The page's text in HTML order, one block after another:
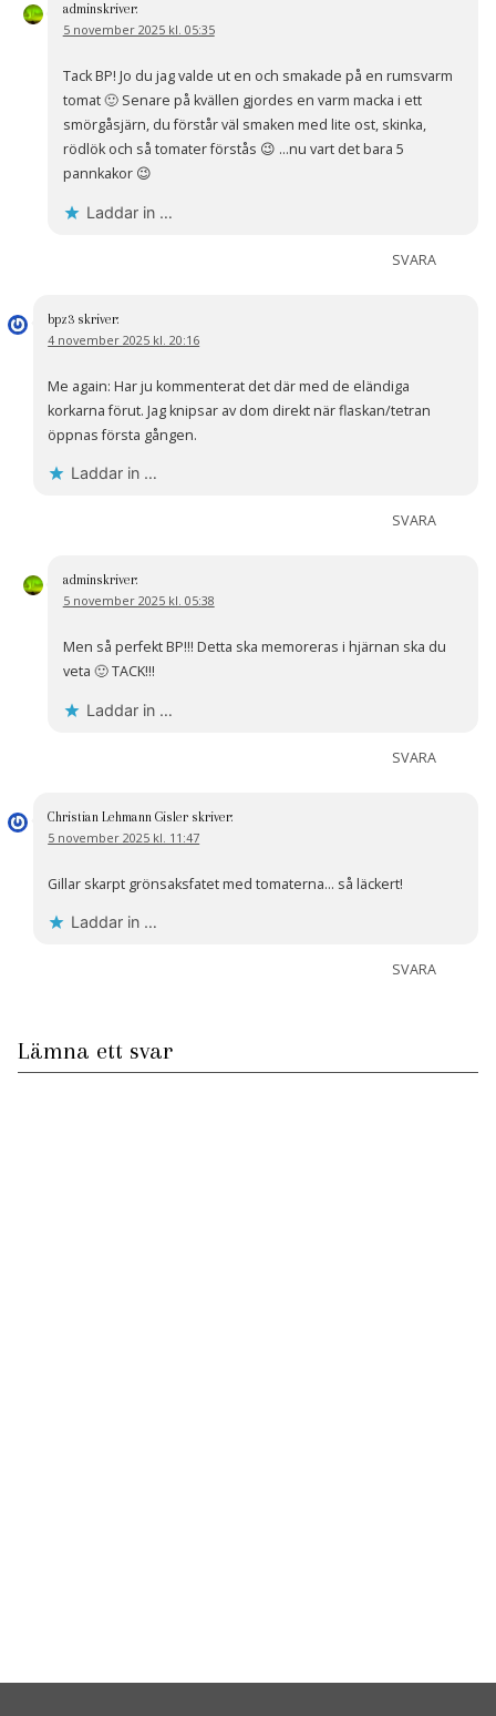
adminskriver:
5 november 2025 kl. 05:35
Tack BP! Jo du jag valde ut en och smakade på en rumsvarm
tomat 🙂 Senare på kvällen gjordes en varm macka i ett
smörgåsjärn, du förstår väl smaken med lite ost, skinka,
rödlök och så tomater förstås 😉 …nu vart det bara 5
pannkakor 😉
Laddar in …
SVARA
bpz3 skriver:
4 november 2025 kl. 20:16
Me again: Har ju kommenterat det där med de eländiga
korkarna förut. Jag knipsar av dom direkt när flaskan/tetran
öppnas första gången.
Laddar in …
SVARA
adminskriver:
5 november 2025 kl. 05:38
Men så perfekt BP!!! Detta ska memoreras i hjärnan ska du
veta 🙂 TACK!!!
Laddar in …
SVARA
Christian Lehmann Gisler skriver:
5 november 2025 kl. 11:47
Gillar skarpt grönsaksfatet med tomaterna… så läckert!
Laddar in …
SVARA
Lämna ett svar